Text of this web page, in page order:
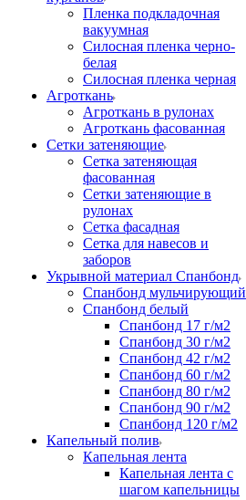
Пленка подкладочная
вакуумная
Силосная пленка черно-
белая
Силосная пленка черная
Агроткань
Агроткань в рулонах
Агроткань фасованная
Сетки затеняющие
Сетка затеняющая
фасованная
Сетки затеняющие в
рулонах
Сетка фасадная
Сетка для навесов и
заборов
Укрывной материал Спанбонд
Спанбонд мульчирующий
Спанбонд белый
Спанбонд 17 г/м2
Спанбонд 30 г/м2
Спанбонд 42 г/м2
Спанбонд 60 г/м2
Спанбонд 80 г/м2
Спанбонд 90 г/м2
Спанбонд 120 г/м2
Капельный полив
Капельная лента
Капельная лента с
шагом капельницы